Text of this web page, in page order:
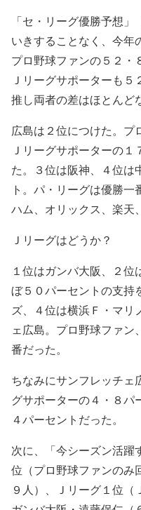
「セ・リーグ優勝予想
いきすることなく、今年
プロ野球ファンの５２・
Ｊリーグサポーターも
推し両者の差はほとんど
広島は２位につけた。プ
Ｊリーグサポーターの
た。３位は阪神、４位は
ト。パ・リーグは優勝
ハム、オリックス、楽天
Ｊリーグはどうか？
１位はガンバ大阪、２位
ぼ５０パーセントの支
ズ、４位は横浜Ｆ・マリ
ェ広島。プロ野球ファ
番だった。
ちなみにサンフレッチェ
グサポーターの４・８パ
４パーセントだった。
次に、「今シーズン活躍
位（プロ野球ファンのみ
９人）、Ｊリーグ１位